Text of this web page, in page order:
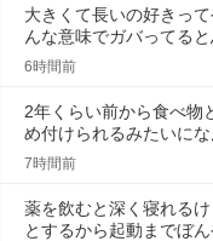
大きくて長いの好きっ
んな意味でガバってる
6時間前
2年くらい前から食べ物
め付けられるみたいにな
7時間前
薬を飲むと深く寝れる
とするから起動までぼ